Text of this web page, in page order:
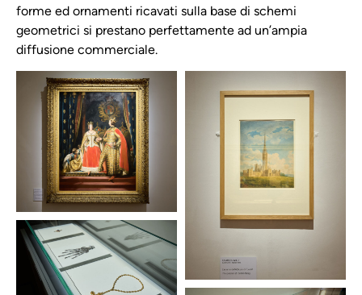
forme ed ornamenti ricavati sulla base di schemi
geometrici si prestano perfettamente ad un’ampia
diffusione commerciale.